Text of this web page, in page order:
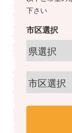
下さい
市区選択